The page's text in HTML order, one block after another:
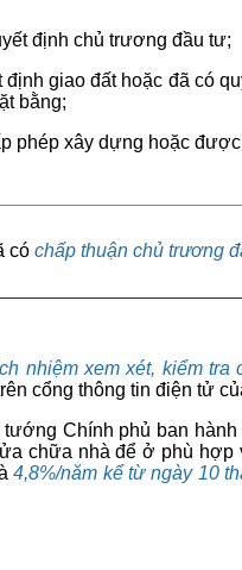
định chủ trương đầu tư;
định giao đất hoặc đã có
bằng;
phép xây dựng hoặc
có chấp thuận chủ trương
nhiệm xem xét, kiểm
cổng thông tin điện tử
Chính phủ ban
chữa nhà để ở phù
4,8%/năm kể từ ngày 10